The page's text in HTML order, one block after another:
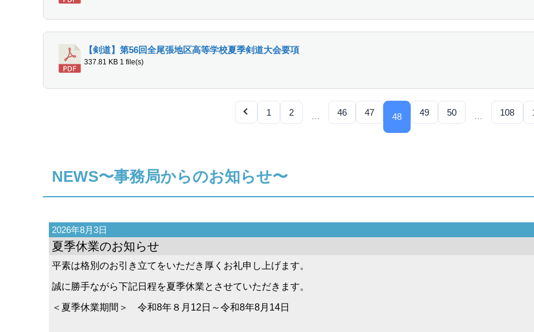
【剣道】第56回全尾張地区高等学校夏季剣道大会要項
337.81 KB 1 file(s)
1 2 … 46 47 48 49 50 … 108
NEWS〜事務局からのお知らせ〜
2026年8月3日
夏季休業のお知らせ
平素は格別のお引き立てをいただき厚くお礼申し上げます。
誠に勝手ながら下記日程を夏季休業とさせていただきます。
＜夏季休業期間＞ 令和8年８月12日～令和8年8月14日